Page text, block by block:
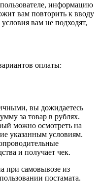
информацию
вам повторить к вводу
вам не подходят,
оплаты:
вы дожидаетесь
за товар в рублях.
можно осмотреть на
указанным условиям.
и получает чек.
при самовывозе из
постамата.